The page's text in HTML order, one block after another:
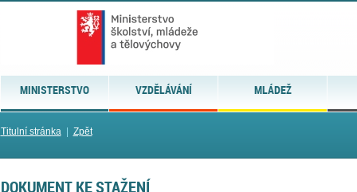
MINISTERSTVO VZDĚLÁVÁNÍ MLÁDEŽ
Titulní stránka| Zpět
DOKUMENT KE STAŽENÍ